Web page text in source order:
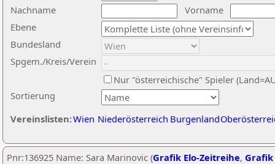
Nachname
Vorname
Ebene
Sortierung
Bundesland
Spgem./Kreis/Verein
Nur "österreichische" Spieler
Vereinslisten:Wien Niederösterreich Burgenland
Pnr:136925 Name: Sara Marinovic (Grafik Elo-Zeitreihe, Grafik